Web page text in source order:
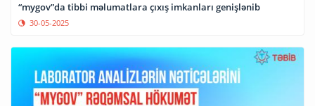
“mygov”da tibbi məlumatlara çıxış imkanları genişlənib
30-05-2025